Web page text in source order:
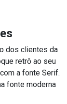
dos clientes da
retrô ao seu
a fonte Serif.
fonte moderna